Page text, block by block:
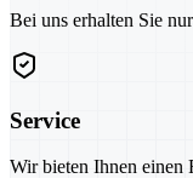
Bei uns erhalten Sie
Service
Wir bieten Ihnen einen